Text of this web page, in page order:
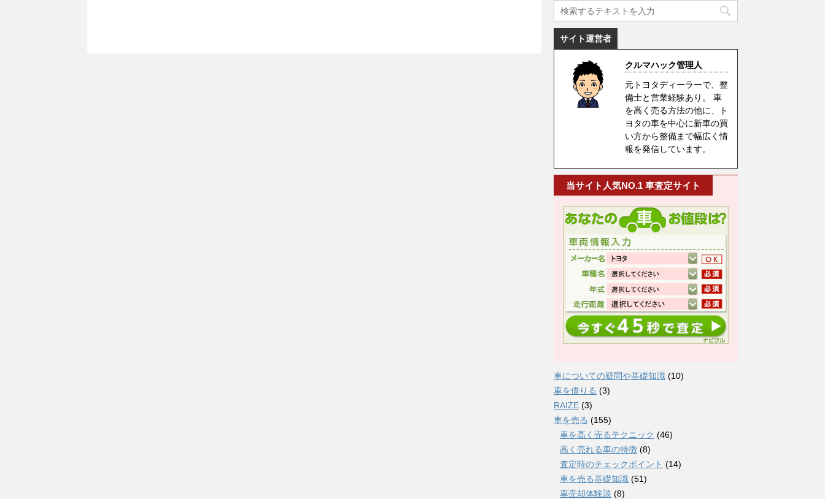
サイト運営者
クルマハック管理人
元トヨタディーラーで、整
備士と営業経験あり。 車
を高く売る方法の他に、ト
ヨタの車を中心に新車の買
い方から整備まで幅広く情
報を発信しています。
当サイト人気NO.1 車査定サイト
車についての疑問や基礎知識 (10)
車を借りる (3)
RAIZE (3)
車を売る (155)
車を高く売るテクニック (46)
高く売れる車の特徴 (8)
査定時のチェックポイント (14)
車を売る基礎知識 (51)
車売却体験談 (8)